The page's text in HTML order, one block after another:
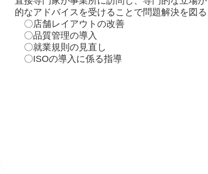
的なアドバイスを受けることで問題解決を図る
〇店舗レイアウトの改善
〇品質管理の導入
〇就業規則の見直し
​ 〇ISOの導入に係る指導